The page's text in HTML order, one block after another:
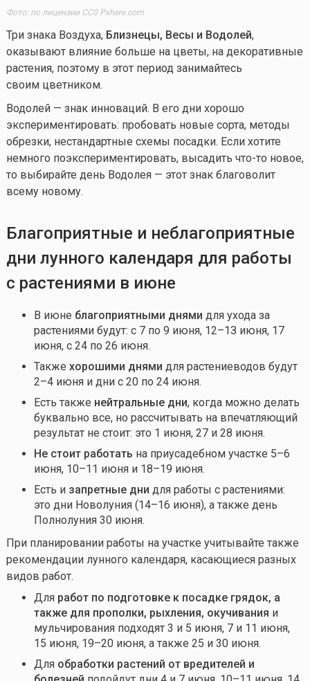
Фото: по лицензии CC0 Pxhere.com
Три знака Воздуха, Близнецы, Весы и Водолей,
оказывают влияние больше на цветы, на декоративные
растения, поэтому в этот период занимайтесь
своим цветником.
Водолей — знак инноваций. В его дни хорошо
экспериментировать: пробовать новые сорта, методы
обрезки, нестандартные схемы посадки. Если хотите
немного поэкспериментировать, высадить что-то новое,
то выбирайте день Водолея — этот знак благоволит
всему новому.
Благоприятные и неблагоприятные
дни лунного календаря для работы
с растениями в июне
В июне благоприятными днями для ухода за
растениями будут: с 7 по 9 июня, 12–1З июня, 17
июня, с 24 по 26 июня.
Также хорошими днями для растениеводов будут
2–4 июня и дни с 20 по 24 июня.
Есть также нейтральные дни, когда можно делать
буквально все, но рассчитывать на впечатляющий
результат не стоит: это 1 июня, 27 и 28 июня.
Не стоит работать на приусадебном участке 5–6
июня, 10–11 июня и 18–19 июня.
Есть и запретные дни для работы с растениями:
это дни Новолуния (14–16 июня), а также день
Полнолуния 30 июня.
При планировании работы на участке учитывайте также
рекомендации лунного календаря, касающиеся разных
видов работ.
Для работ по подготовке к посадке грядок, а
также для прополки, рыхления, окучивания и
мульчирования подходят 3 и 5 июня, 7 и 11 июня,
15 июня, 19–20 июня, а также 25 и 30 июня.
Для обработки растений от вредителей и